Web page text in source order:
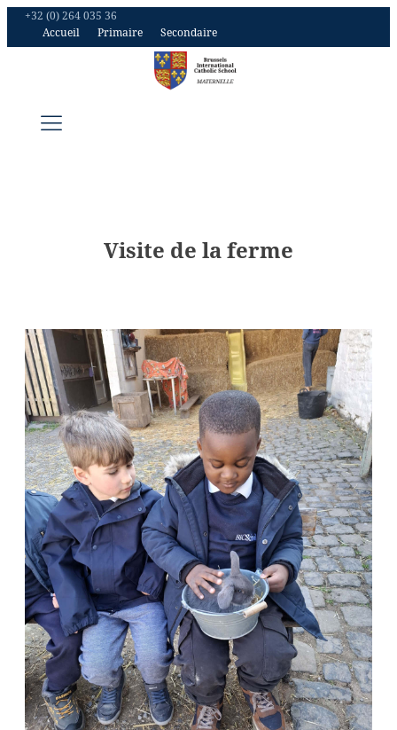
+32 (0) 264 035 36
Accueil
Primaire Secondaire
Visite de la ferme